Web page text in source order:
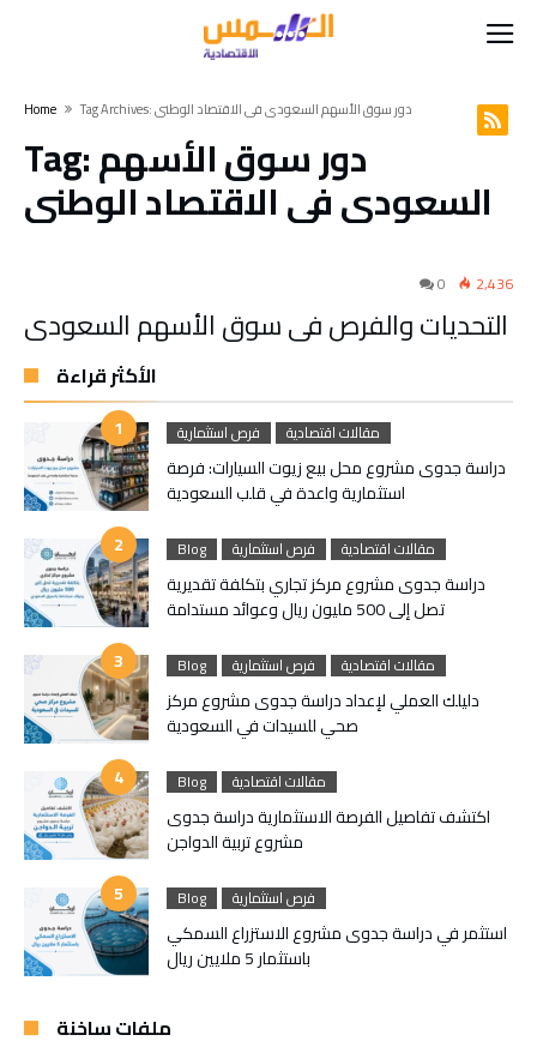
Home Tag Archives: دور سوق الأسهم السعودي في الاقتصاد الوطني
Tag:دور سوق الأسهم
السعودي في الاقتصاد الوطني
0 2,436
التحديات والفرص في سوق الأسهم السعودي
الأكثر قراءة
فرص استثمارية مقالات اقتصادية
دراسة جدوى مشروع محل بيع زيوت السيارات: فرصة
استثمارية واعدة في قلب السعودية
Blog فرص استثمارية مقالات اقتصادية
دراسة جدوى مشروع مركز تجاري بتكلفة تقديرية
تصل إلى 500 مليون ريال وعوائد مستدامة
Blog فرص استثمارية مقالات اقتصادية
دليلك العملي لإعداد دراسة جدوى مشروع مركز
صحي للسيدات في السعودية
Blog مقالات اقتصادية
اكتشف تفاصيل الفرصة الاستثمارية دراسة جدوى
مشروع تربية الدواجن
Blog فرص استثمارية
استثمر في دراسة جدوى مشروع الاستزراع السمكي
باستثمار 5 ملايين ريال
ملفات ساخنة